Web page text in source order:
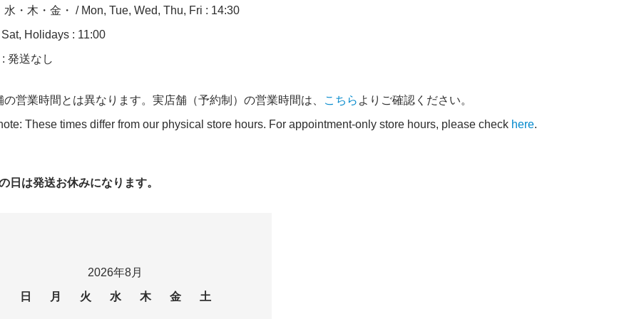
水・木・金・ / Mon, Tue, Wed, Thu, Fri : 14:30
Holidays : 11:00
発送なし
営業時間とは異なります。実店舗（予約制）の営業時間は、 こちら よりご確認ください。
These times differ from our physical store hours. For appointment-only store hours, please check here.
日は発送お休みになります。
2026年8月
日
月 火 水 木 金 土